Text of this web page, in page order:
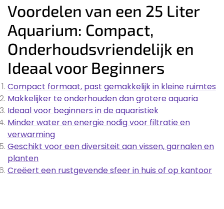
Voordelen van een 25 Liter
Aquarium: Compact,
Onderhoudsvriendelijk en
Ideaal voor Beginners
Compact formaat, past gemakkelijk in kleine ruimtes
Makkelijker te onderhouden dan grotere aquaria
Ideaal voor beginners in de aquaristiek
Minder water en energie nodig voor filtratie en
verwarming
Geschikt voor een diversiteit aan vissen, garnalen en
planten
Creëert een rustgevende sfeer in huis of op kantoor